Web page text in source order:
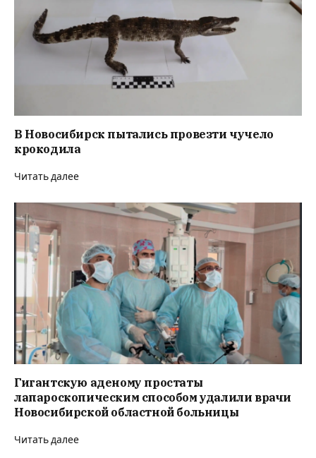
В Новосибирск пытались провезти чучело
крокодила
Читать далее
Гигантскую аденому простаты
лапароскопическим способом удалили врачи
Новосибирской областной больницы
Читать далее